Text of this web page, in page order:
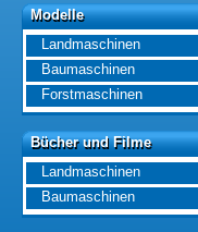
Modelle
Modelle
Landmaschinen
Baumaschinen
Forstmaschinen
Bücher und Filme
Bücher und Filme
Landmaschinen
Baumaschinen